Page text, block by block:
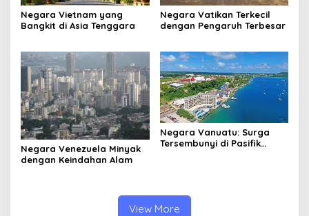
Negara Vietnam yang
Bangkit di Asia Tenggara
Negara Vatikan Terkecil
dengan Pengaruh Terbesar
Negara Venezuela Minyak
dengan Keindahan Alam
Negara Vanuatu: Surga
Tersembunyi di Pasifik
View More